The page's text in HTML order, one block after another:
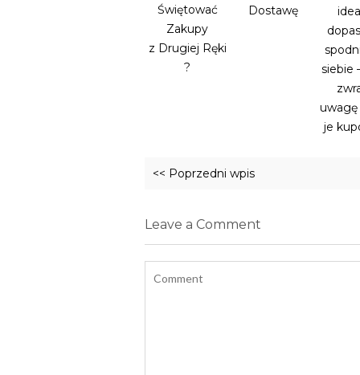
Świętować
Zakupy
z Drugiej Ręki
?
Dostawę
siebie
je
<< Poprzedni wpis
Leave a Comment